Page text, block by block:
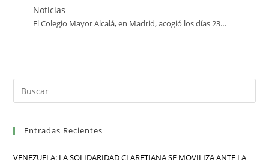
Noticias
El Colegio Mayor Alcalá, en Madrid, acogió los días 23…
Entradas Recientes
VENEZUELA: LA SOLIDARIDAD CLARETIANA SE MOVILIZA ANTE LA